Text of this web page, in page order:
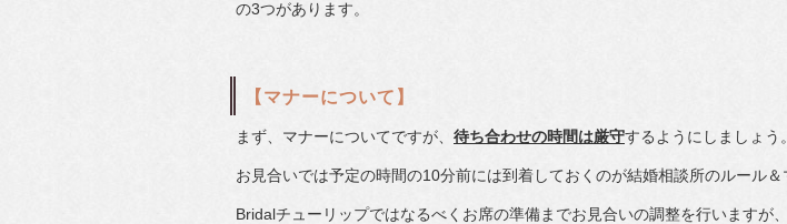
の3つがあります。
【マナーについて】
まず、マナーについてですが、 待ち合わせの時間は厳守するようにしましょう。
お見合いでは予定の時間の10分前には到着しておくのが結婚相談所のルール＆
Bridalチューリップではなるべくお席の準備までお見合いの調整を行いますが